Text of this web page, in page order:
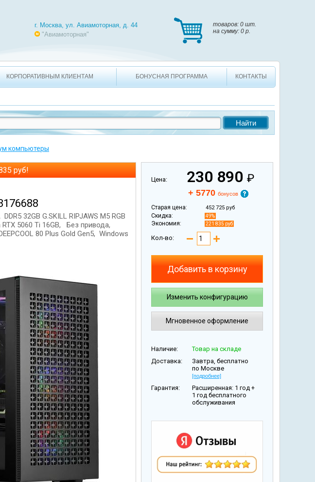
товаров: 0 шт.
на сумму: 0 p.
г. Москва, ул. Авиамоторная, д. 44
"Авиамоторная"
КОРПОРАТИВНЫМ КЛИЕНТАМ БОНУСНАЯ ПРОГРАММА КОНТАКТЫ
компьютеры
руб!
32GB G.SKILL RIPJAWS M5 RGB
5060 Ti 16GB, Без привода,
80 Plus Gold Gen5, Windows
Цена: 230 890 ₽
+ 5770 бонусов
Старая цена: 452 725 руб
Скидка: 49%
Экономия: 221 835 руб
Кол-во:
Добавить в корзину
Изменить конфигурацию
Мгновенное оформление
Наличие:
Товар на складе
Доставка:
Завтра, бесплатно
по Москве
[подробнее]
Гарантия:
Расширенная: 1 год +
1 год бесплатного
обслуживания